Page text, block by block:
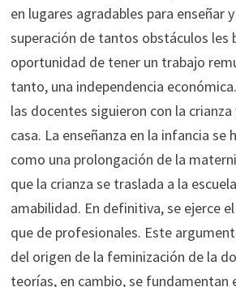
en lugares agradables para enseñar
superación de tantos obstáculos les
oportunidad de tener un trabajo
tanto, una independencia
las docentes siguieron con la
casa. La enseñanza en la infancia se
como una prolongación de la
que la crianza se traslada a la
amabilidad. En definitiva, se ejerce
que de profesionales. Este
del origen de la feminización de la
teorías, en cambio, se fundamentan